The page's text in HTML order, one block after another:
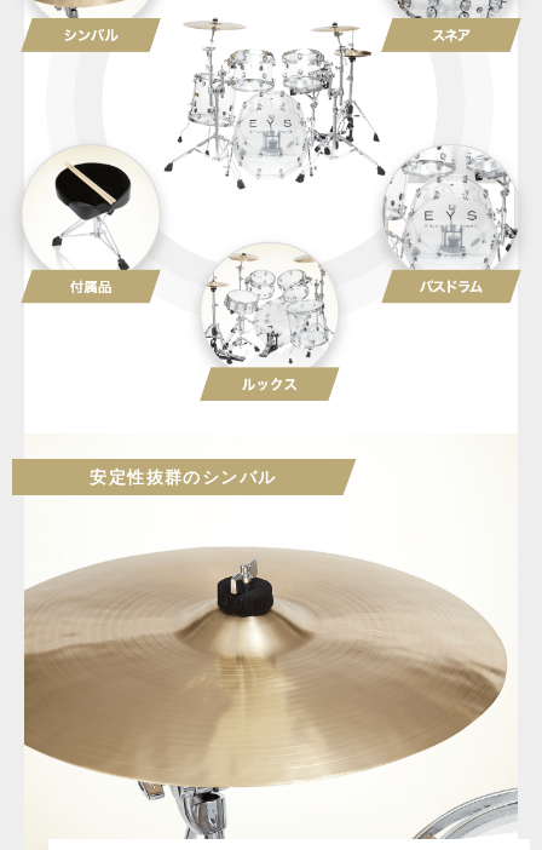
安定性抜群のシンバル